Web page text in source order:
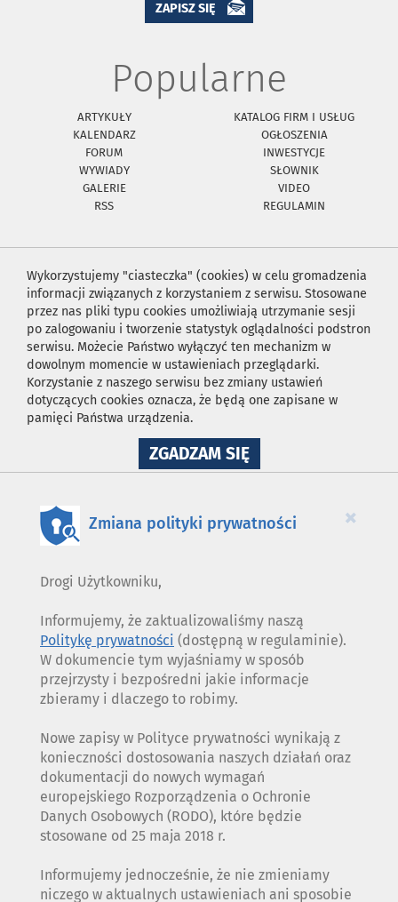
ZAPISZ SIĘ
Popularne
ARTYKUŁY
KATALOG FIRM I USŁUG
KALENDARZ
OGŁOSZENIA
FORUM
INWESTYCJE
WYWIADY
SŁOWNIK
GALERIE
VIDEO
RSS
REGULAMIN
Wykorzystujemy "ciasteczka" (cookies) w celu gromadzenia
informacji związanych z korzystaniem z serwisu. Stosowane
przez nas pliki typu cookies umożliwiają utrzymanie sesji
po zalogowaniu i tworzenie statystyk oglądalności podstron
serwisu. Możecie Państwo wyłączyć ten mechanizm w
dowolnym momencie w ustawieniach przeglądarki.
Korzystanie z naszego serwisu bez zmiany ustawień
dotyczących cookies oznacza, że będą one zapisane w
pamięci Państwa urządzenia.
ZGADZAM SIĘNA
WYKORZYSTANIE
×
Zmiana polityki prywatności
Drogi Użytkowniku,
Informujemy, że zaktualizowaliśmy naszą
Politykę prywatności (dostępną w regulaminie).
W dokumencie tym wyjaśniamy w sposób
przejrzysty i bezpośredni jakie informacje
zbieramy i dlaczego to robimy.
Nowe zapisy w Polityce prywatności wynikają z
konieczności dostosowania naszych działań oraz
dokumentacji do nowych wymagań
europejskiego Rozporządzenia o Ochronie
Danych Osobowych (RODO), które będzie
stosowane od 25 maja 2018 r.
Informujemy jednocześnie, że nie zmieniamy
niczego w aktualnych ustawieniach ani sposobie